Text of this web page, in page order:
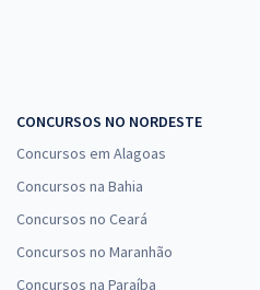
CONCURSOS NO NORDESTE
Concursos em Alagoas
Concursos na Bahia
Concursos no Ceará
Concursos no Maranhão
Concursos na Paraíba